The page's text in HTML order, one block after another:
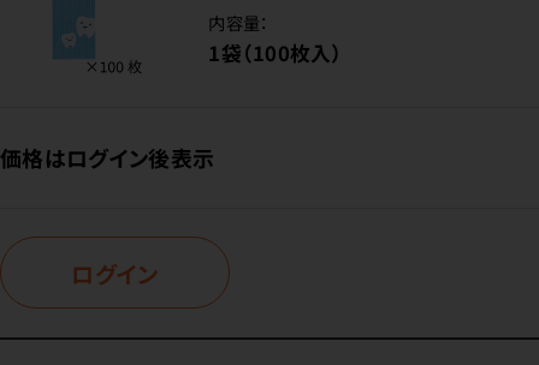
内容量：
1袋（100枚入）
価格はログイン後表示
ログイン